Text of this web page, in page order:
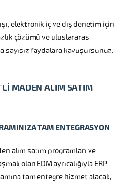
elektronik iç ve dış denetim için
çözümü ve uluslararası
sayısız faydalara kavuşursunuz.
MADEN ALIM SATIM
TAM ENTEGRASYON
alım satım programları ve
olan EDM ayrıcalığıyla ERP
tam entegre hizmet alacak,